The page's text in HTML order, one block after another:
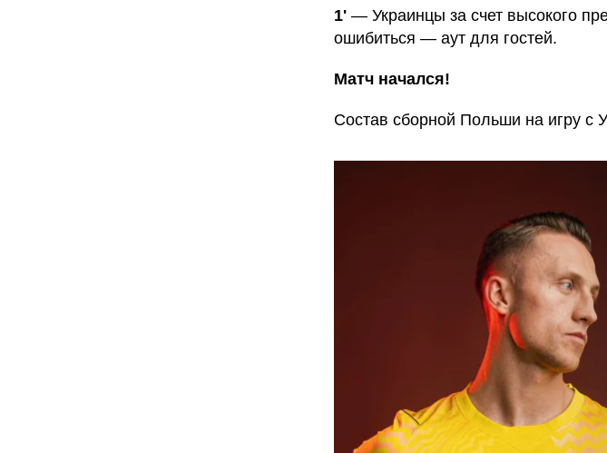
1' — Украинцы за счет высокого
ошибиться — аут для гостей.
Матч начался!
Состав сборной Польши на игру с